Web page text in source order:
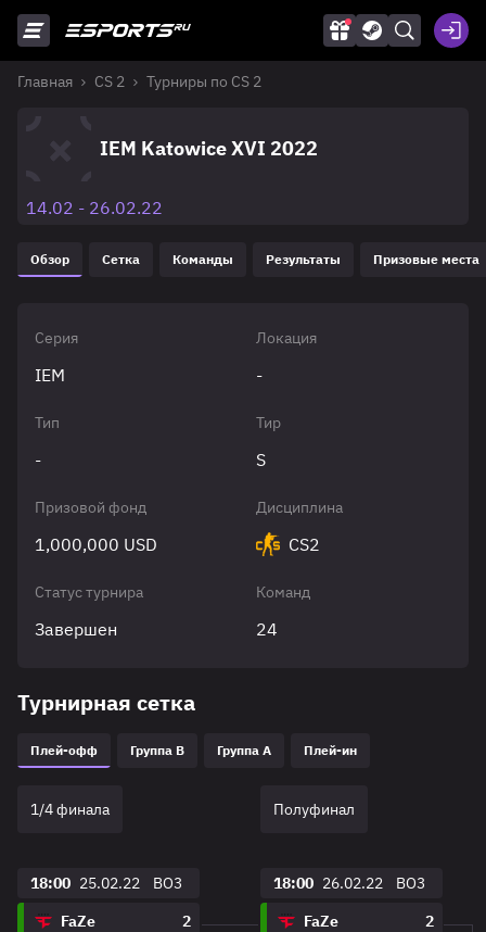
Главная CS 2 Турниры по CS 2
IEM Katowice XVI 2022
14.02 - 26.02.22
Обзор Сетка Команды Результаты Призовые места
Серия
IEM
Локация
-
Тип
-
Тир
S
Призовой фонд
1,000,000 USD
Дисциплина
CS2
Статус турнира
Завершен
Команд
24
Турнирная сетка
Плей-офф Группа B Группа A Плей-ин
1/4 финала
18:00 25.02.22
BO3
FaZe
2
Полуфинал
18:00 26.02.22
BO3
FaZe
2